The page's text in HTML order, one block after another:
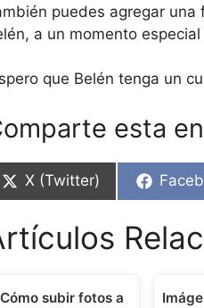
puedes agregar
a un momento
que Belén tenga un
esta
Share
X (Twitter)
Share
Cómo subir fotos a